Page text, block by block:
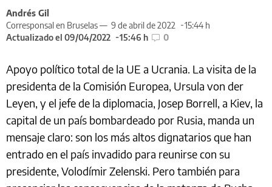
Andrés Gil
Corresponsal en Bruselas — 9 de abril de 2022
15:44 h
Actualizado el 09/04/2022
15:46 h 0
Apoyo político total de la UE a Ucrania. La visita de la
presidenta de la Comisión Europea, Ursula von der
Leyen, y el jefe de la diplomacia, Josep Borrell, a Kiev, la
capital de un país bombardeado por Rusia, manda un
mensaje claro: son los más altos dignatarios que han
entrado en el país invadido para reunirse con su
presidente, Volodímir Zelenski. Pero también para